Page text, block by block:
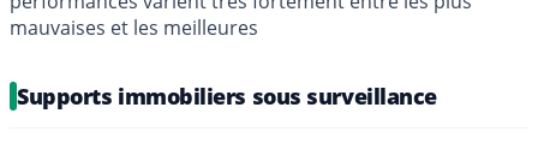
mauvaises et les meilleures
Supports immobiliers sous surveillance